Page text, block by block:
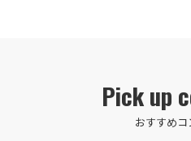
Pick up
おすすめコ